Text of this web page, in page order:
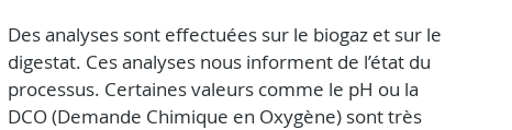
Des analyses sont effectuées sur le biogaz et sur le
digestat. Ces analyses nous informent de l’état du
processus. Certaines valeurs comme le pH ou la
DCO (Demande Chimique en Oxygène) sont très